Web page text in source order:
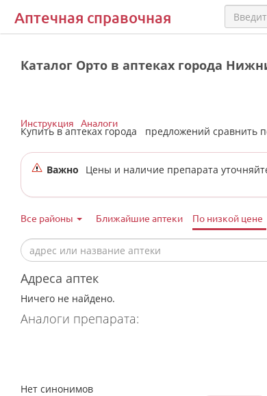
Аптечная справочная
Каталог Орто в аптеках города
Купить в аптеках города предложений сравнить
Инструкция Аналоги
Важно Цены и наличие препарата
Все районы Ближайшие аптеки По низкой цене
Адреса аптек
Ничего не найдено.
Аналоги препарата:
Нет синонимов